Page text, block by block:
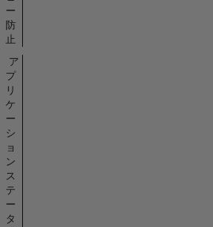
ー
防
止
ア
プ
リ
ケ
ー
シ
ョ
ン
ス
テ
ー
タ